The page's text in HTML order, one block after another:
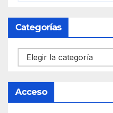
Categorías
Categorías
Acceso